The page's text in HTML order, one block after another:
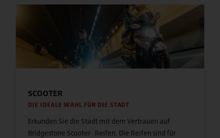
SCOOTER
DIE IDEALE WAHL FÜR DIE STADT
Erkunden Sie die Stadt mit dem Vertrauen auf
Bridgestone Scooter- Reifen. Die Reifen sind für